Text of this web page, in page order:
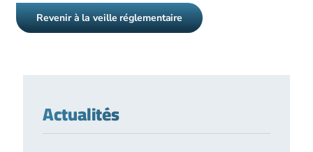
Revenir à la veille réglementaire
Actualités